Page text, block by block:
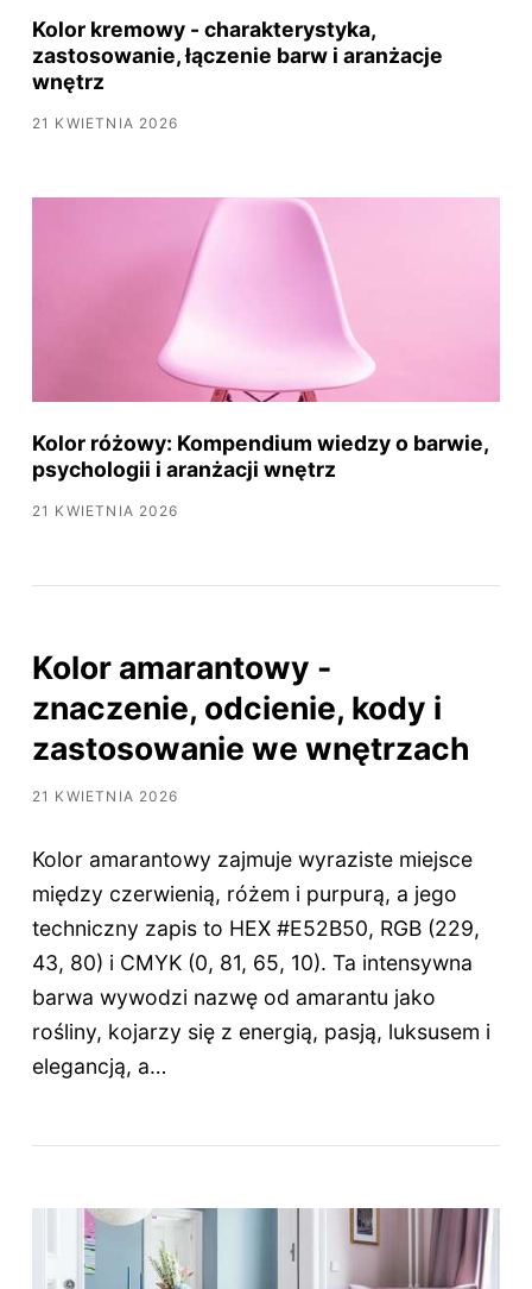
Kolor kremowy - charakterystyka,
zastosowanie, łączenie barw i aranżacje
wnętrz
21 KWIETNIA 2026
Kolor różowy: Kompendium wiedzy o barwie,
psychologii i aranżacji wnętrz
21 KWIETNIA 2026
Kolor amarantowy -
znaczenie, odcienie, kody i
zastosowanie we wnętrzach
21 KWIETNIA 2026
Kolor amarantowy zajmuje wyraziste miejsce
między czerwienią, różem i purpurą, a jego
techniczny zapis to HEX #E52B50, RGB (229,
43, 80) i CMYK (0, 81, 65, 10). Ta intensywna
barwa wywodzi nazwę od amarantu jako
rośliny, kojarzy się z energią, pasją, luksusem i
elegancją, a…